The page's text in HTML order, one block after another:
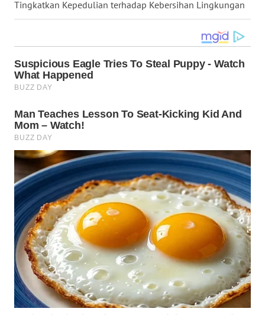
Tingkatkan Kepedulian terhadap Kebersihan Lingkungan
JOGJA
JATIM
BALI
WN
KALBAR
WN
KALTENG
WN
KALTARA